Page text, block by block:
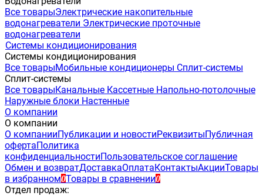
Все товарыЭлектрические накопительные
водонагреватели Электрические проточные
водонагреватели
Системы кондиционирования
Системы кондиционирования
Все товарыМобильные кондиционеры Сплит-системы
Сплит-системы
Все товарыКанальные Кассетные Напольно-потолочные
Наружные блоки Настенные
О компании
О компании
О компанииПубликации и новостиРеквизитыПубличная
офертаПолитика
конфиденциальностиПользовательское соглашение
Обмен и возвратДоставкаОплатаКонтактыАкцииТовары
в избранном0Товары в сравнении0
Отдел продаж: